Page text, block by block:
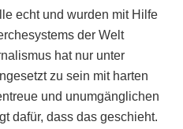
echt und wurden mit Hilfe
der Welt
hat nur unter
zu sein mit harten
und unumgänglichen
dafür, dass das geschieht.